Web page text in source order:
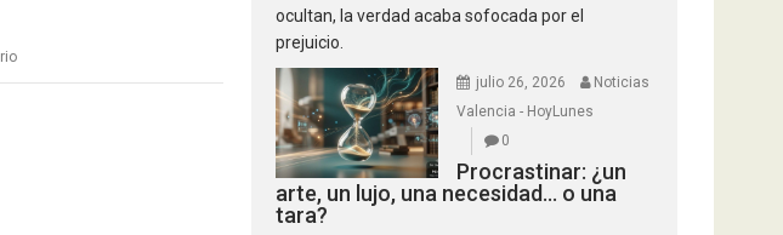
ocultan, la verdad acaba sofocada por el
prejuicio.
julio 26, 2026
Noticias
Valencia - HoyLunes
0
Procrastinar: ¿un
arte, un lujo, una necesidad… o una
tara?